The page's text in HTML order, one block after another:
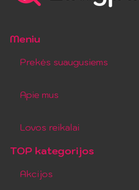
Meniu
Prekės suaugusiems
Apie mus
Lovos reikalai
TOP kategorijos
Akcijos